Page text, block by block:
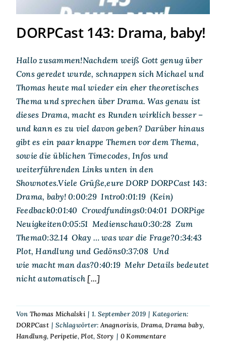
DORPCast 143: Drama, baby!
Hallo zusammen!Nachdem weiß Gott genug über
Cons geredet wurde, schnappen sich Michael und
Thomas heute mal wieder ein eher theoretisches
Thema und sprechen über Drama. Was genau ist
dieses Drama, macht es Runden wirklich besser –
und kann es zu viel davon geben? Darüber hinaus
gibt es ein paar knappe Themen vor dem Thema,
sowie die üblichen Timecodes, Infos und
weiterführenden Links unten in den
Shownotes.Viele Grüße,eure DORP DORPCast 143:
Drama, baby! 0:00:29 Intro0:01:19 (Kein)
Feedback0:01:40 Crowdfundings0:04:01 DORPige
Neuigkeiten0:05:51 Medienschau0:30:28 Zum
Thema0:32.14 Okay … was war die Frage?0:34:43
Plot, Handlung und Gedöns0:37:08 Und
wie macht man das?0:40:19 Mehr Details bedeutet
nicht automatisch [...]
Von Thomas Michalski | 1. September 2019 | Kategorien:
DORPCast | Schlagwörter:Anagnorisis, Drama,Drama baby,
Handlung,Peripetie,Plot, Story | 0 Kommentare